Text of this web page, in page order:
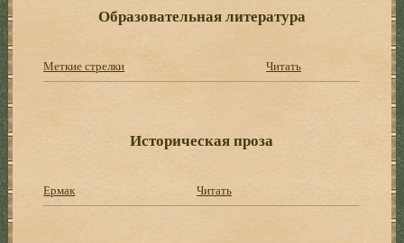
Образовательная литература
Меткие стрелки Читать
Историческая проза
Ермак Читать